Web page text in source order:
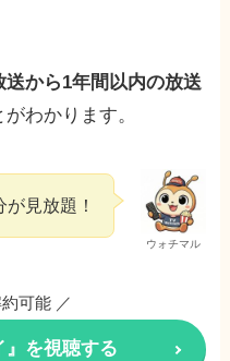
送から1年間以内の放送
わかります。
ウォチマル
見放題！
可能 ／
』を視聴する